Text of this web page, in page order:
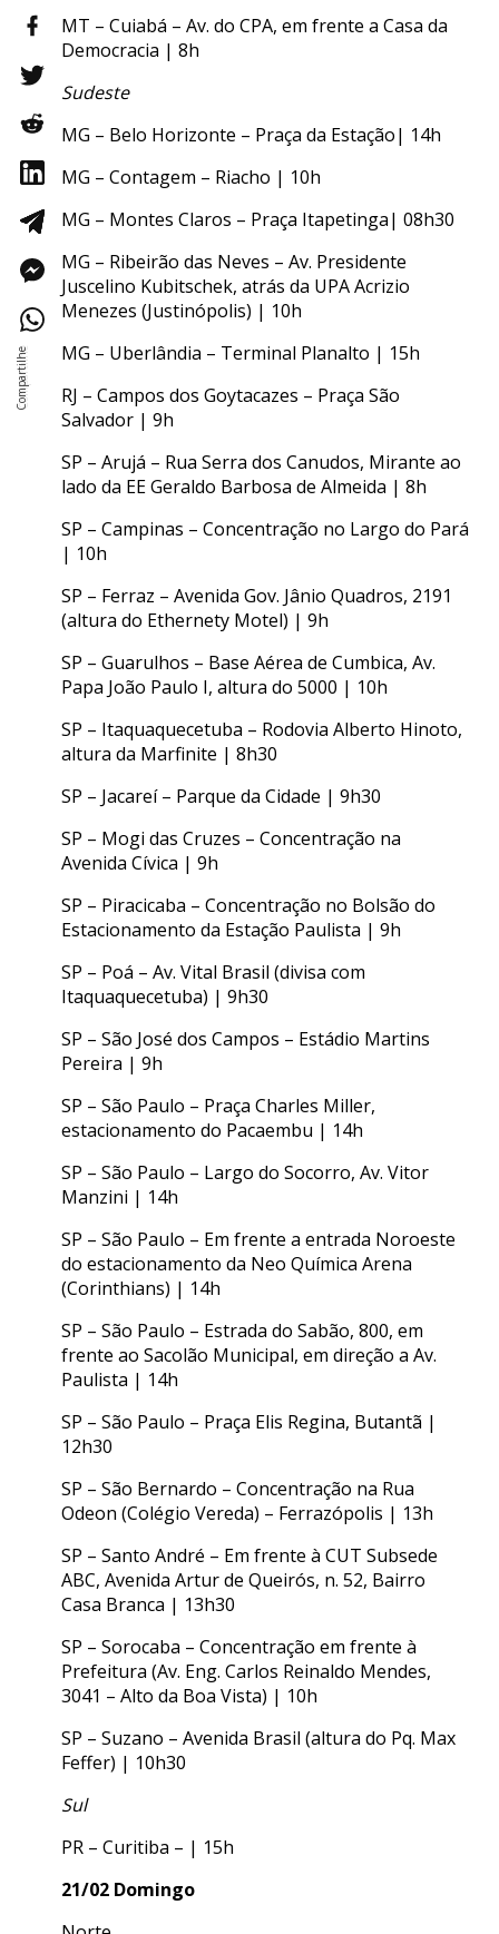
MT – Cuiabá – Av. do CPA, em frente a Casa da
Democracia | 8h
Sudeste
MG – Belo Horizonte – Praça da Estação| 14h
MG – Contagem – Riacho | 10h
MG – Montes Claros – Praça Itapetinga| 08h30
MG – Ribeirão das Neves – Av. Presidente
Juscelino Kubitschek, atrás da UPA Acrizio
Menezes (Justinópolis) | 10h
MG – Uberlândia – Terminal Planalto | 15h
RJ – Campos dos Goytacazes – Praça São
Salvador | 9h
SP – Arujá – Rua Serra dos Canudos, Mirante ao
lado da EE Geraldo Barbosa de Almeida | 8h
SP – Campinas – Concentração no Largo do Pará
| 10h
SP – Ferraz – Avenida Gov. Jânio Quadros, 2191
(altura do Ethernety Motel) | 9h
SP – Guarulhos – Base Aérea de Cumbica, Av.
Papa João Paulo I, altura do 5000 | 10h
SP – Itaquaquecetuba – Rodovia Alberto Hinoto,
altura da Marfinite | 8h30
SP – Jacareí – Parque da Cidade | 9h30
SP – Mogi das Cruzes – Concentração na
Avenida Cívica | 9h
SP – Piracicaba – Concentração no Bolsão do
Estacionamento da Estação Paulista | 9h
SP – Poá – Av. Vital Brasil (divisa com
Itaquaquecetuba) | 9h30
SP – São José dos Campos – Estádio Martins
Pereira | 9h
SP – São Paulo – Praça Charles Miller,
estacionamento do Pacaembu | 14h
SP – São Paulo – Largo do Socorro, Av. Vitor
Manzini | 14h
SP – São Paulo – Em frente a entrada Noroeste
do estacionamento da Neo Química Arena
(Corinthians) | 14h
SP – São Paulo – Estrada do Sabão, 800, em
frente ao Sacolão Municipal, em direção a Av.
Paulista | 14h
SP – São Paulo – Praça Elis Regina, Butantã |
12h30
SP – São Bernardo – Concentração na Rua
Odeon (Colégio Vereda) – Ferrazópolis | 13h
SP – Santo André – Em frente à CUT Subsede
ABC, Avenida Artur de Queirós, n. 52, Bairro
Casa Branca | 13h30
SP – Sorocaba – Concentração em frente à
Prefeitura (Av. Eng. Carlos Reinaldo Mendes,
3041 – Alto da Boa Vista) | 10h
SP – Suzano – Avenida Brasil (altura do Pq. Max
Feffer) | 10h30
Sul
PR – Curitiba – | 15h
21/02 Domingo